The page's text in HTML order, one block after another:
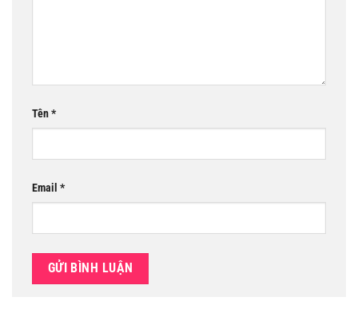
Tên*
Email *